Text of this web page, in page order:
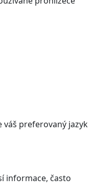
preferovaný jazyk
informace, často